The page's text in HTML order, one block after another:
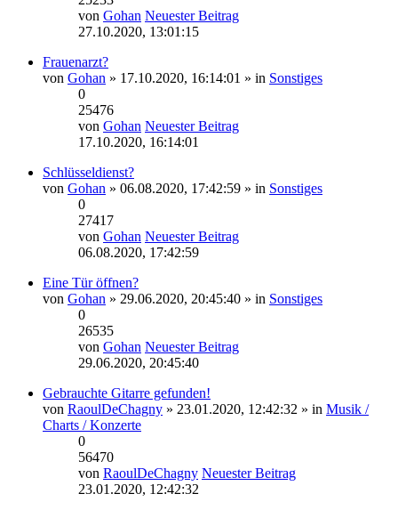
von Gohan Neuester Beitrag
27.10.2020, 13:01:15
Frauenarzt?
von Gohan » 17.10.2020, 16:14:01 » in Sonstiges
0
25476
von Gohan Neuester Beitrag
17.10.2020, 16:14:01
Schlüsseldienst?
von Gohan » 06.08.2020, 17:42:59 » in Sonstiges
0
27417
von Gohan Neuester Beitrag
06.08.2020, 17:42:59
Eine Tür öffnen?
von Gohan » 29.06.2020, 20:45:40 » in Sonstiges
0
26535
von Gohan Neuester Beitrag
29.06.2020, 20:45:40
Gebrauchte Gitarre gefunden!
von RaoulDeChagny » 23.01.2020, 12:42:32 » in Musik /
Charts / Konzerte
0
56470
von RaoulDeChagny Neuester Beitrag
23.01.2020, 12:42:32